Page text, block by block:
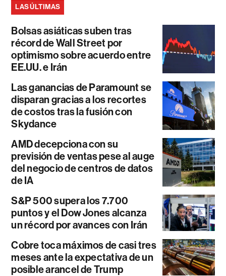
LAS ÚLTIMAS
Bolsas asiáticas suben tras
récord de Wall Street por
optimismo sobre acuerdo entre
EE.UU. e Irán
Las ganancias de Paramount se
disparan gracias a los recortes
de costos tras la fusión con
Skydance
AMD decepciona con su
previsión de ventas pese al auge
del negocio de centros de datos
de IA
S&P 500 supera los 7.700
puntos y el Dow Jones alcanza
un récord por avances con Irán
Cobre toca máximos de casi tres
meses ante la expectativa de un
posible arancel de Trump